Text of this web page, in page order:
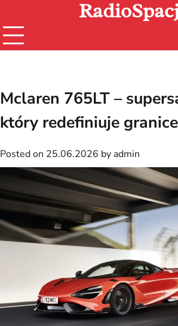
content
Mclaren 765LT –
który redefiniuje
Posted on 25.06.2026 by admin